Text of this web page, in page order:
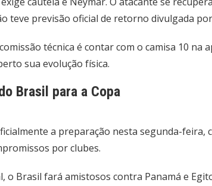
teve previsão oficial de retorno divulgada por
técnica é contar com o camisa 10 na
sua evolução física.
Brasil para a Copa
a preparação nesta segunda-feira,
por clubes.
o Brasil fará amistosos contra Panamá e